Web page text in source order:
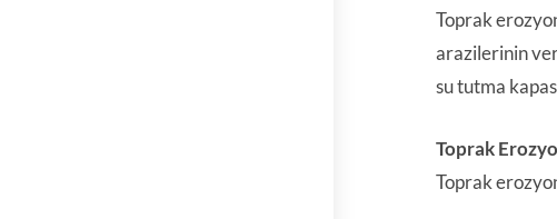
Toprak
arazilerinin
su tutma
Toprak
Toprak